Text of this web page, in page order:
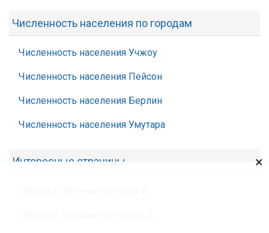
Численность населения по городам
Численность населения Учжоу
Численность населения Пейсон
Численность населения Берлин
Численность населения Умутара
Интересные страницы ×